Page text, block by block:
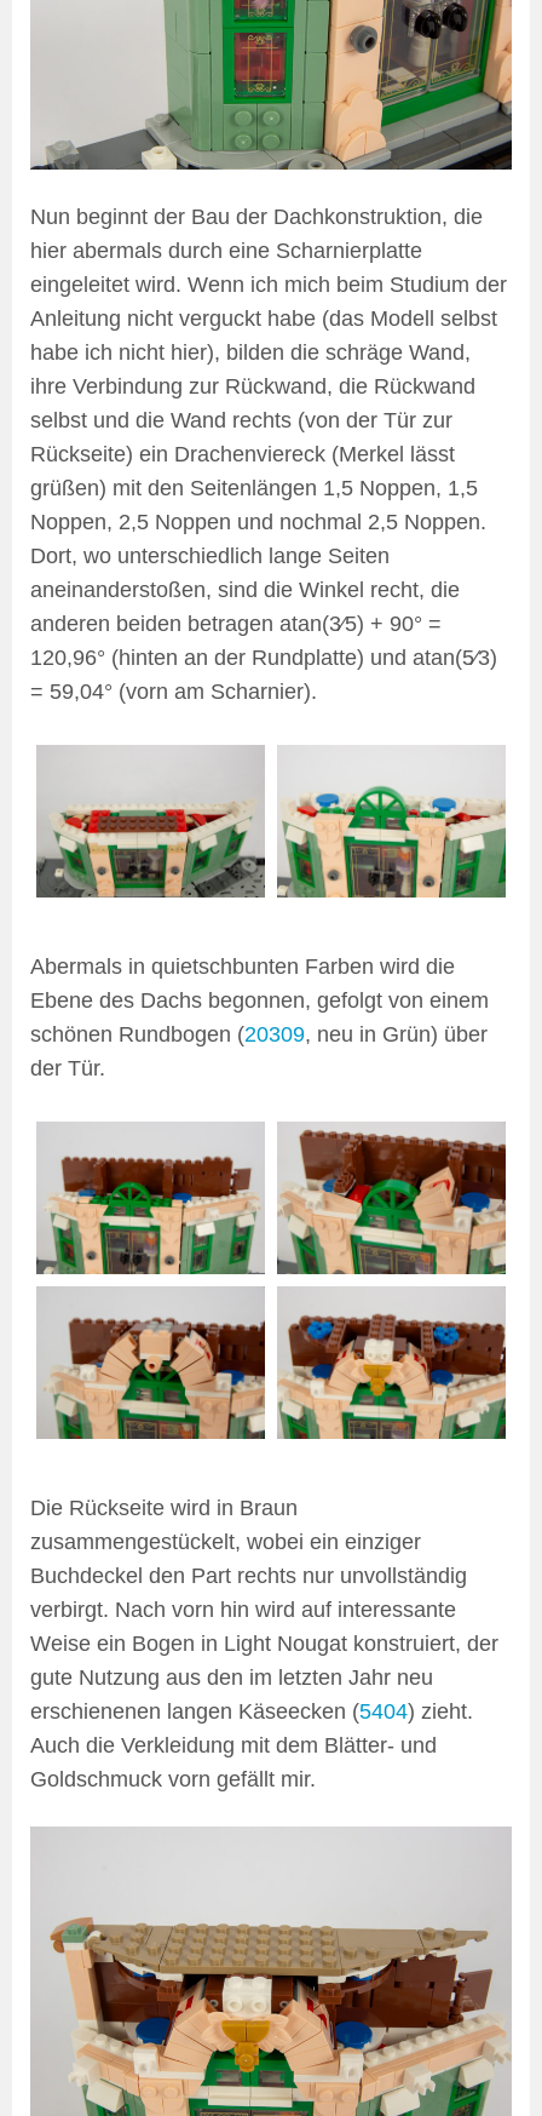
Nun beginnt der Bau der Dachkonstruktion, die
hier abermals durch eine Scharnierplatte
eingeleitet wird. Wenn ich mich beim Studium der
Anleitung nicht verguckt habe (das Modell selbst
habe ich nicht hier), bilden die schräge Wand,
ihre Verbindung zur Rückwand, die Rückwand
selbst und die Wand rechts (von der Tür zur
Rückseite) ein Drachenviereck (Merkel lässt
grüßen) mit den Seitenlängen 1,5 Noppen, 1,5
Noppen, 2,5 Noppen und nochmal 2,5 Noppen.
Dort, wo unterschiedlich lange Seiten
aneinanderstoßen, sind die Winkel recht, die
anderen beiden betragen atan(3⁄5) + 90° =
120,96° (hinten an der Rundplatte) und atan(5⁄3)
= 59,04° (vorn am Scharnier).
Abermals in quietschbunten Farben wird die
Ebene des Dachs begonnen, gefolgt von einem
schönen Rundbogen (20309, neu in Grün) über
der Tür.
Die Rückseite wird in Braun
zusammengestückelt, wobei ein einziger
Buchdeckel den Part rechts nur unvollständig
verbirgt. Nach vorn hin wird auf interessante
Weise ein Bogen in Light Nougat konstruiert, der
gute Nutzung aus den im letzten Jahr neu
erschienenen langen Käseecken (5404) zieht.
Auch die Verkleidung mit dem Blätter- und
Goldschmuck vorn gefällt mir.